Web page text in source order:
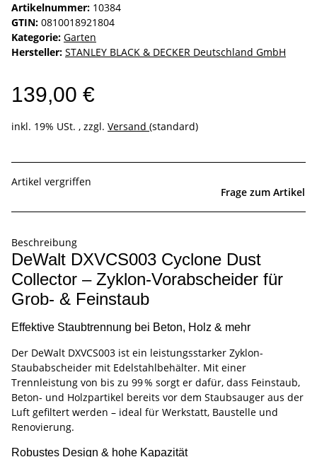
Artikelnummer: 10384
GTIN: 0810018921804
Kategorie: Garten
Hersteller: STANLEY BLACK & DECKER Deutschland GmbH
139,00 €
inkl. 19% USt. , zzgl. Versand (standard)
Artikel vergriffen
Frage zum Artikel
Beschreibung
DeWalt DXVCS003 Cyclone Dust
Collector – Zyklon-Vorabscheider für
Grob- & Feinstaub
Effektive Staubtrennung bei Beton, Holz & mehr
Der DeWalt DXVCS003 ist ein leistungsstarker Zyklon-
Staubabscheider mit Edelstahlbehälter. Mit einer
Trennleistung von bis zu 99 % sorgt er dafür, dass Feinstaub,
Beton- und Holzpartikel bereits vor dem Staubsauger aus der
Luft gefiltert werden – ideal für Werkstatt, Baustelle und
Renovierung.
Robustes Design & hohe Kapazität